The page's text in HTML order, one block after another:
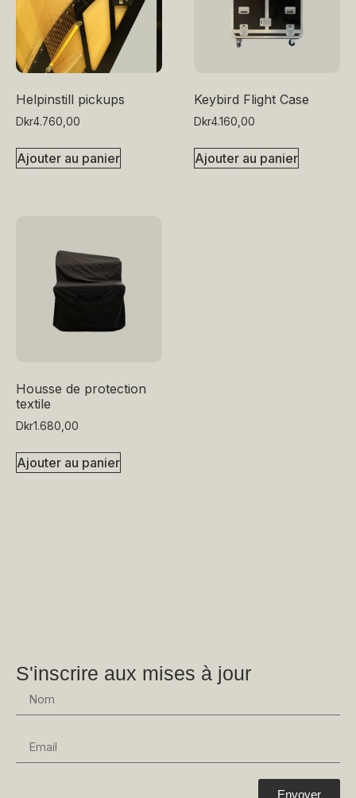
Helpinstill pickups
Dkr4.760,00
Ajouter au panier
Keybird Flight Case
Dkr4.160,00
Ajouter au panier
Housse de protection
textile
Dkr1.680,00
Ajouter au panier
S'inscrire aux mises à jour
Envoyer